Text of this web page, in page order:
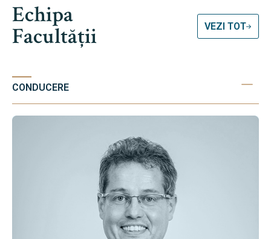
Echipa
Facultății VEZI TOT
CONDUCERE